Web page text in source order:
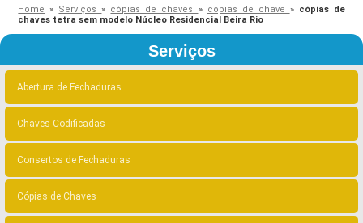
Home » Serviços» cópias de chaves » cópias de chave » cópias de
chaves tetra sem modelo Núcleo Residencial Beira Rio
Serviços
Abertura de Fechaduras
Chaves Codificadas
Consertos de Fechaduras
Cópias de Chaves